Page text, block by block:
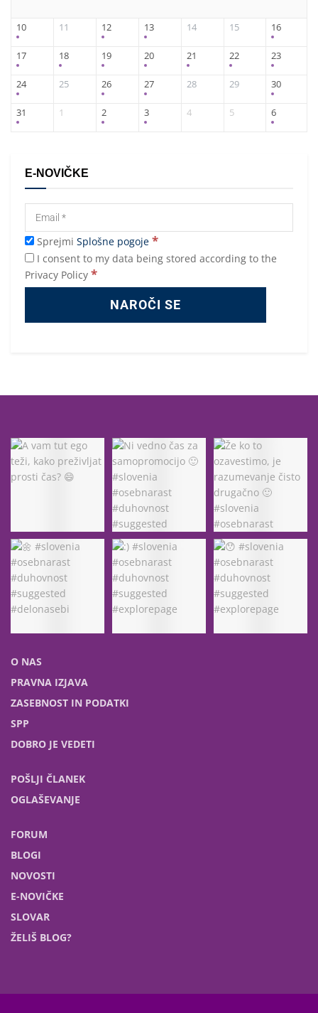
10 11 12 13 14 15 16
17 18 19 20 21 22 23
24 25 26 27 28 29 30
31 1 2 3 4 5 6
E-NOVIČKE
Sprejmi Splošne pogoje *
I consent to my data being stored according to the
Privacy Policy *
O NAS
PRAVNA IZJAVA
ZASEBNOST IN PODATKI
SPP
DOBRO JE VEDETI
POŠLJI ČLANEK
OGLAŠEVANJE
FORUM
BLOGI
NOVOSTI
E-NOVIČKE
SLOVAR
ŽELIŠ BLOG?